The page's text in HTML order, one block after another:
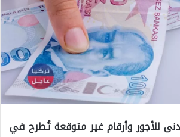
للأجور وأرقام غير متوقعة تُطرح في